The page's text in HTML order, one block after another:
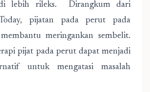
lebih rileks. Dirangkum dari
pijatan pada perut pada
meringankan sembelit.
pijat pada perut dapat menjadi
untuk mengatasi masalah